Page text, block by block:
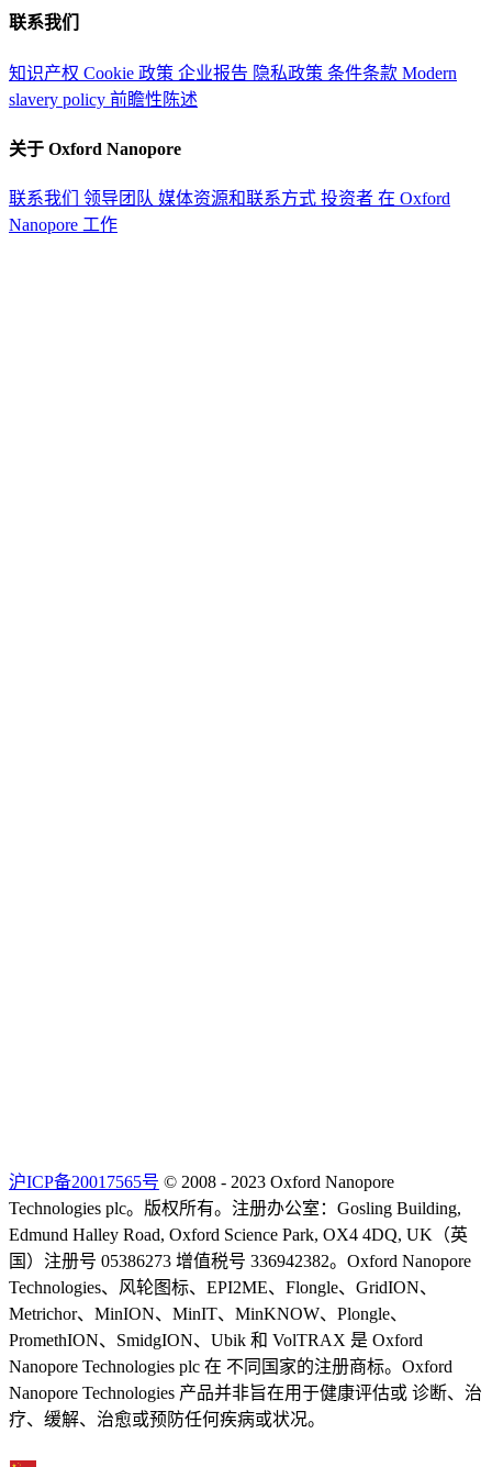
联系我们
知识产权 Cookie 政策 企业报告 隐私政策 条件条款 Modern
slavery policy 前瞻性陈述
关于 Oxford Nanopore
联系我们 领导团队 媒体资源和联系方式 投资者 在 Oxford
Nanopore 工作
沪ICP备20017565号 © 2008 - 2023 Oxford Nanopore
Technologies plc。版权所有。注册办公室：Gosling Building,
Edmund Halley Road, Oxford Science Park, OX4 4DQ, UK（英
国）注册号 05386273 增值税号 336942382。Oxford Nanopore
Technologies、风轮图标、EPI2ME、Flongle、GridION、
Metrichor、MinION、MinIT、MinKNOW、Plongle、
PromethION、SmidgION、Ubik 和 VolTRAX 是 Oxford
Nanopore Technologies plc 在 不同国家的注册商标。Oxford
Nanopore Technologies 产品并非旨在用于健康评估或 诊断、治
疗、缓解、治愈或预防任何疾病或状况。